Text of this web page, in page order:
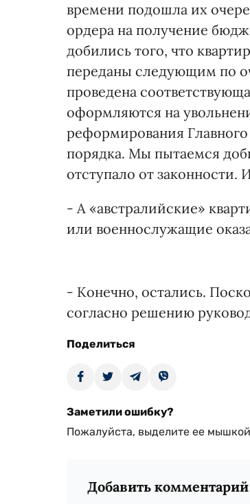
времени подошла их
ордера на получение
добились того, что
переданы следующим по
проведена
оформляются на
реформирования
порядка. Мы пытаемся
отступало от
- А «австралийские»
или военнослужащие
- Конечно, остались.
согласно решению
Поделиться
Заметили ошибку?
Пожалуйста, выделите ее
Добавить комментарий